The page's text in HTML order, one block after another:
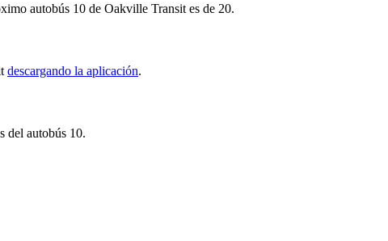
autobús 10 de Oakville Transit es de 20.
descargando la aplicación.
del autobús 10.